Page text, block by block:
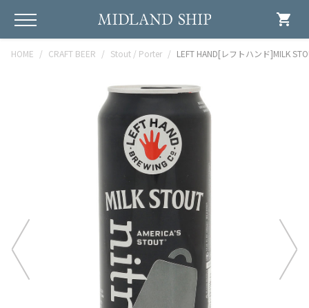
shopping_cart
HOME CRAFT BEER Stout / Porter LEFT HAND[レフトハンド]MILK